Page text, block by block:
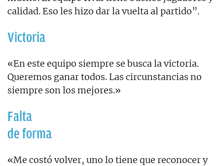
calidad. Eso les hizo dar la vuelta al partido”.
Victoria
«En este equipo siempre se busca la victoria.
Queremos ganar todos. Las circunstancias no
siempre son los mejores.»
Falta
de forma
«Me costó volver, uno lo tiene que reconocer y